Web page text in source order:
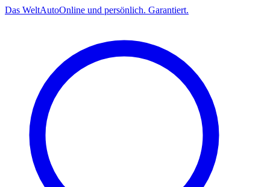
Das WeltAutoOnline und persönlich. Garantiert.